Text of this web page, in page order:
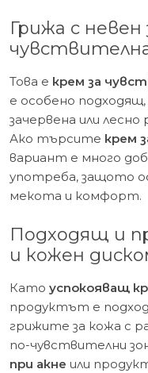
Грижа с невен
Това е крем за
е особено
зачервена или
Ако търсите крем
вариант е много
употреба, защото
мекота и комфорт.
Подходящ и
и кожен
Като успокояващ
продуктът е
грижите за кожа с
по-чувствителни
при акне или